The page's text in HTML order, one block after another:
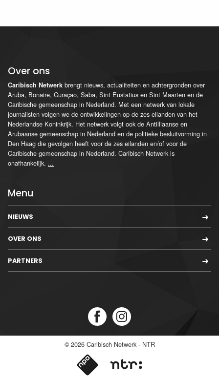
Over ons
Caribisch Netwerk brengt nieuws, actualiteiten en achtergronden over
Aruba, Bonaire, Curaçao, Saba, Sint Eustatius en Sint Maarten en de
Caribische gemeenschap in Nederland. Met een netwerk van lokale
journalisten volgen we de ontwikkelingen op de zes eilanden van het
Nederlandse Koninkrijk. Het netwerk volgt ook de Antilliaanse en
Arubaanse gemeenschap in Nederland en de politieke besluitvorming in
Den Haag die gevolgen heeft voor de zes eilanden en/of voor de
Caribische gemeenschap in Nederland. Caribisch Netwerk is
onafhankelijk. ...
Menu
NIEUWS
OVER ONS
PARTNERS
© 2026 Caribisch Netwerk - NTR